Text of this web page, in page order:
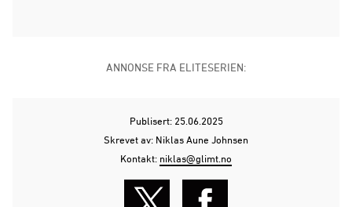
ANNONSE FRA ELITESERIEN:
Publisert: 25.06.2025
Skrevet av: Niklas Aune Johnsen
Kontakt: niklas@glimt.no